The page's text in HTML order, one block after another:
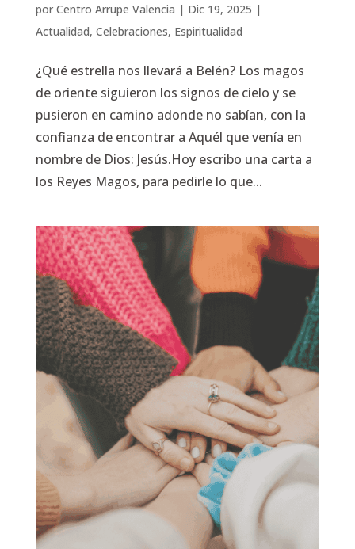
por Centro Arrupe Valencia | Dic 19, 2025 |
Actualidad, Celebraciones, Espiritualidad
¿Qué estrella nos llevará a Belén? Los magos
de oriente siguieron los signos de cielo y se
pusieron en camino adonde no sabían, con la
confianza de encontrar a Aquél que venía en
nombre de Dios: Jesús.Hoy escribo una carta a
los Reyes Magos, para pedirle lo que...